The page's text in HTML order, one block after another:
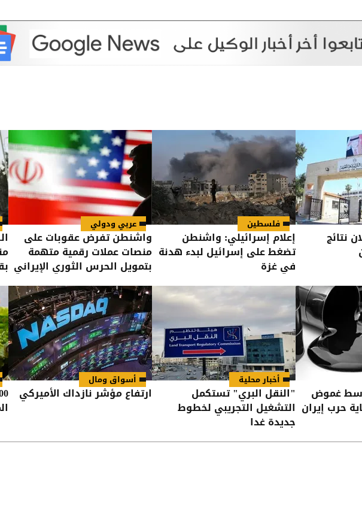
نتائج
فلسطين
إعلام إسرائيلي: واشنطن
تضغط على إسرائيل لبدء هدنة
في غزة
عربي ودولي
واشنطن تفرض عقوبات على
منصات عملات رقمية متهمة
بتمويل الحرس الثوري الإيراني
وسط غموض
حرب إيران
أخبار محلية
"النقل البري" تستكمل
التشغيل التجريبي لخطوط
جديدة غدا
أسواق ومال
ارتفاع مؤشر نازداك الأميركي